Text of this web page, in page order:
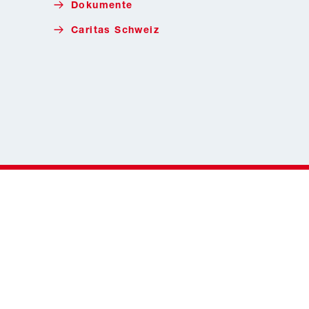
Dokumente
Caritas Schweiz